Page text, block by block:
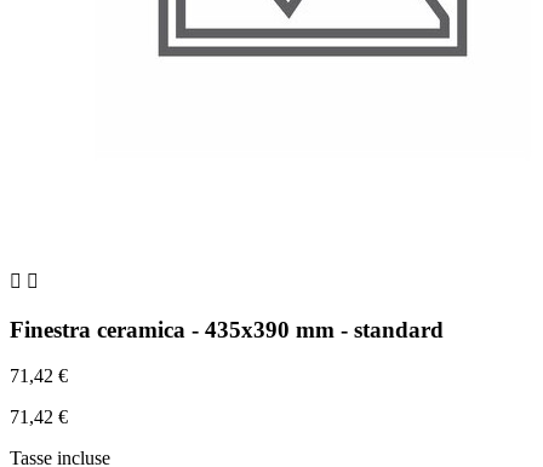
 
Finestra ceramica - 435x390 mm - standard
71,42 €
71,42 €
Tasse incluse